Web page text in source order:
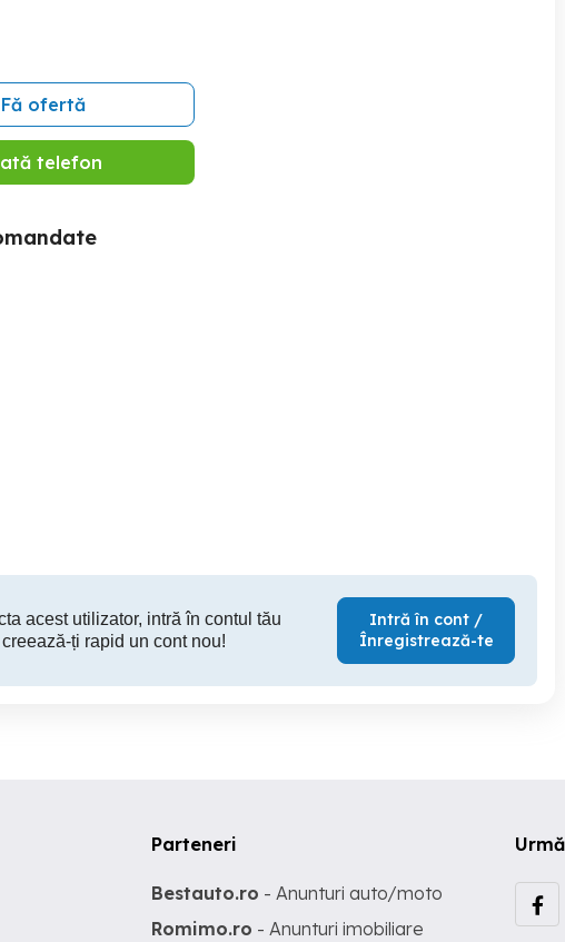
Fă ofertă
telefon
acest utilizator, intră în contul tău
ți rapid un cont nou!
Intră în cont /
Înregistrează-te
Parteneri
Bestauto.ro - Anunturi auto/moto
Romimo.ro - Anunturi imobiliare